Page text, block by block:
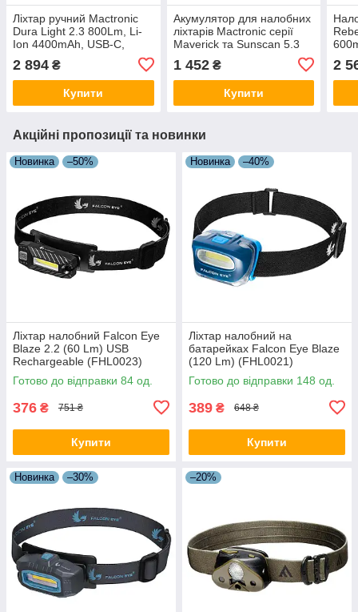
Ліхтар ручний Mactronic
Dura Light 2.3 800Lm, Li-
Ion 4400mAh, USB-C,
Yellow, 5 років гарантії
2 894 ₴
Купити
Акумулятор для налобних
ліхтарів Mactronic серії
Maverick та Sunscan 5.3
Mactronic Li-Polymer 3,7V
800 mAh
1 452₴
Купити
2
Акційні пропозиції та новинки
Новинка –50%
Ліхтар налобний Falcon Eye
Blaze 2.2 (60 Lm) USB
Rechargeable (FHL0023)
Готово до відправки 84 од.
376 ₴ 751 ₴
Купити
Новинка –40%
Ліхтар налобний на
батарейках Falcon Eye Blaze
(120 Lm) (FHL0021)
Готово до відправки 148 од.
389 ₴ 648 ₴
Купити
Новинка –30% –20%